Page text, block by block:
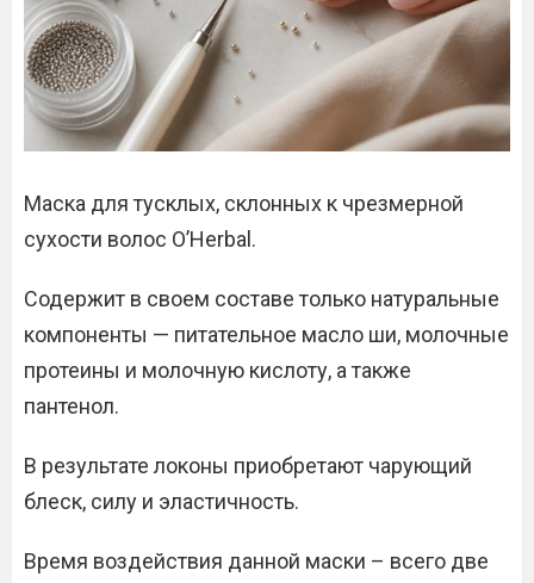
Маска для тусклых, склонных к чрезмерной
сухости волос O’Herbal.
Содержит в своем составе только натуральные
компоненты — питательное масло ши, молочные
протеины и молочную кислоту, а также
пантенол.
В результате локоны приобретают чарующий
блеск, силу и эластичность.
Время воздействия данной маски – всего две